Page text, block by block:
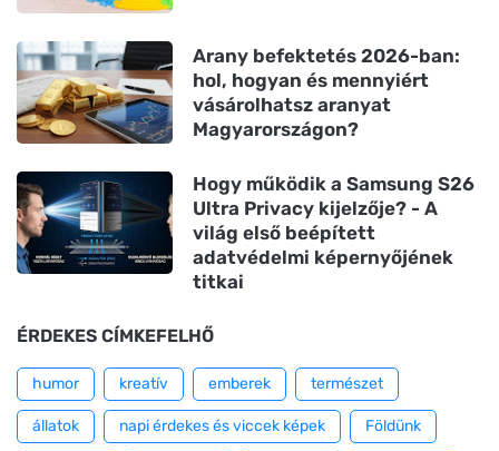
Arany befektetés 2026-ban:
hol, hogyan és mennyiért
vásárolhatsz aranyat
Magyarországon?
Hogy működik a Samsung S26
Ultra Privacy kijelzője? - A
világ első beépített
adatvédelmi képernyőjének
titkai
ÉRDEKES CÍMKEFELHŐ
humor kreatív emberek természet
állatok napi érdekes és viccek képek Földünk